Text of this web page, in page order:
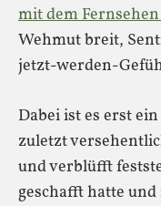
mit dem
Wehmut breit,
jetzt-werden-
Dabei ist es erst
zuletzt
und verblüfft
geschafft hatte